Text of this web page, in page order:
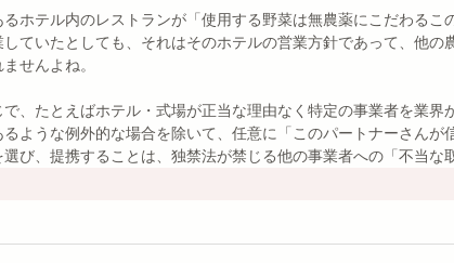
ホテル内のレストランが「使用する野菜は無農薬にこだわるこ
していたとしても、それはそのホテルの営業方針であって、他の
せんよね。
、たとえばホテル・式場が正当な理由なく特定の事業者を業界
るような例外的な場合を除いて、任意に「このパートナーさんが
び、提携することは、独禁法が禁じる他の事業者への「不当な